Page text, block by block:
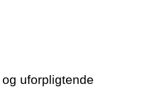
uforpligtende